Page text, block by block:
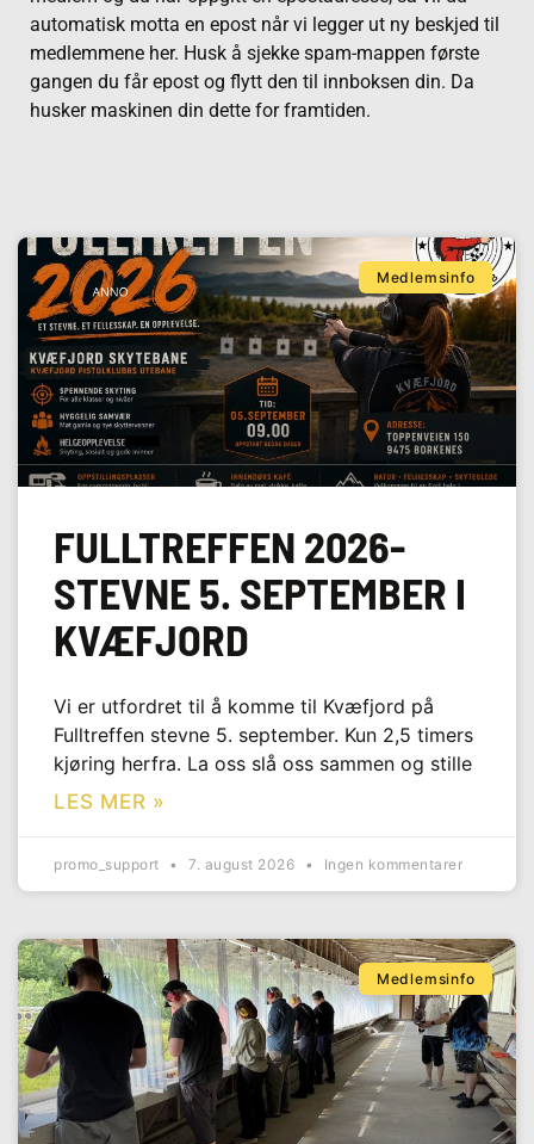
automatisk motta en epost når vi legger ut ny beskjed til
medlemmene her. Husk å sjekke spam-mappen første
gangen du får epost og flytt den til innboksen din. Da
husker maskinen din dette for framtiden.
Medlemsinfo
FULLTREFFEN 2026-
STEVNE 5. SEPTEMBER I
KVÆFJORD
Vi er utfordret til å komme til Kvæfjord på
Fulltreffen stevne 5. september. Kun 2,5 timers
kjøring herfra. La oss slå oss sammen og stille
LES MER »
promo_support 7. august 2026 Ingen kommentarer
Medlemsinfo